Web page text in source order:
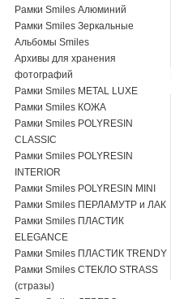
Рамки Smiles Алюминий
Рамки Smiles Зеркальные
Альбомы Smiles
Архивы для хранения
фотографий
Рамки Smiles METAL LUXE
Рамки Smiles КОЖА
Рамки Smiles POLYRESIN
CLASSIC
Рамки Smiles POLYRESIN
INTERIOR
Рамки Smiles POLYRESIN MINI
Рамки Smiles ПЕРЛАМУТР и ЛАК
Рамки Smiles ПЛАСТИК
ELEGANCE
Рамки Smiles ПЛАСТИК TRENDY
Рамки Smiles СТЕКЛО STRASS
(стразы)